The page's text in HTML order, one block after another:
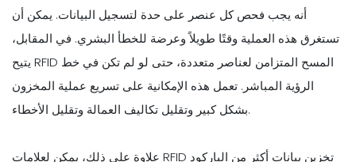
أنه يجب فحص كل عنصر على حدة لتسجيل البيانات. يمكن أن
تستغرق هذه العملية وقتًا طويلاً وعرضة للخطأ البشري. في المقابل،
يتيح RFID المسح المتزامن لعناصر متعددة، حتى لو لم تكن في خط
الرؤية المباشر. تعمل هذه الإمكانية على تسريع عملية المخزون
بشكل كبير وتقليل تكاليف العمالة وتقليل الأخطاء.
علاوة على ذلك، يمكن لعلامات RFID تخزين بيانات أكثر من الباركود